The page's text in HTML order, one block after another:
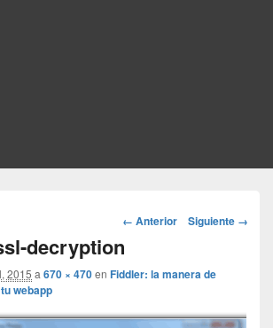
Navegador
imágenes
← Anterior Siguiente →
decryption
2015 a 670 × 470en Fiddler: la manera de
webapp